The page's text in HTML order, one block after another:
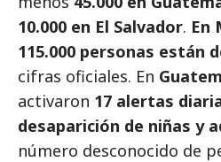
10.000 en El Salvador. En
115.000 personas están
cifras oficiales. En
activaron 17 alertas
desaparición de niñas y
número desconocido de